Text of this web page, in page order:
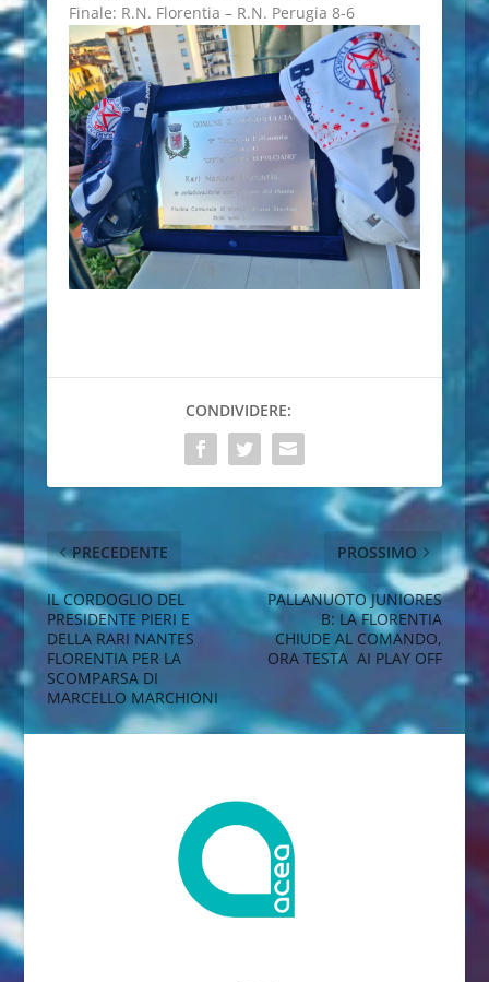
Finale: R.N. Florentia – R.N. Perugia 8-6
CONDIVIDERE:
PRECEDENTE
IL CORDOGLIO DEL
PRESIDENTE PIERI E
DELLA RARI NANTES
FLORENTIA PER LA
SCOMPARSA DI
MARCELLO MARCHIONI
PROSSIMO
PALLANUOTO JUNIORES
B: LA FLORENTIA
CHIUDE AL COMANDO,
ORA TESTA AI PLAY OFF